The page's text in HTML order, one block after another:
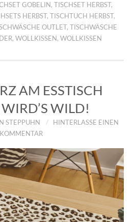
GOBELIN ,TISCHSET HERBST,
HERBST,TISCHTUCH HERBST,
OUTLET,TISCHWÄSCHE
,WOLLKISSEN ,WOLLKISSEN
AM ESSTISCH
WILD!
STEPPUHN
HINTERLASSE EINEN
KOMMENTAR